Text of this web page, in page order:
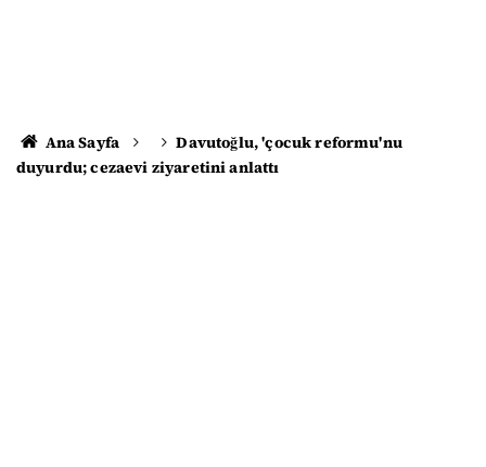
Ana Sayfa
Davutoğlu, 'çocuk reformu'nu
duyurdu; cezaevi ziyaretini anlattı